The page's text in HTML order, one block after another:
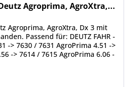
Agroprima, AgroXtra,...
Agroprima, AgroXtra, Dx 3 mit
Passend für: DEUTZ FAHR -
-> 7630 / 7631 AgroPrima 4.51 ->
-> 7614 / 7615 AgroPrima 6.06 -